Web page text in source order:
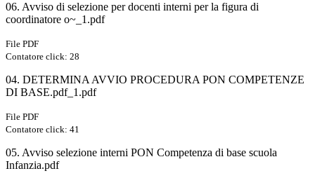
06. Avviso di selezione per docenti interni per la figura di
coordinatore o~_1.pdf
File PDF
Contatore click: 28
04. DETERMINA AVVIO PROCEDURA PON COMPETENZE
DI BASE.pdf_1.pdf
File PDF
Contatore click: 41
05. Avviso selezione interni PON Competenza di base scuola
Infanzia.pdf